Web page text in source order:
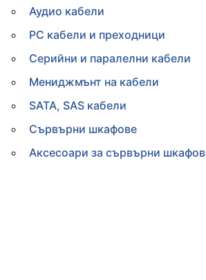
Аудио кабели
PC кабели и преходници
Серийни и паралелни кабели
Мениджмънт на кабели
SATA, SAS кабели
Сървърни шкафове
Аксесоари за сървърни